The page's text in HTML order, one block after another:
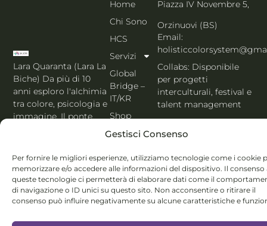
Gestisci Consenso
Per fornire le migliori esperienze, utilizziamo tecnologie come i cookie
memorizzare e/o accedere alle informazioni del dispositivo. Il consenso
queste tecnologie ci permetterà di elaborare dati come il
di navigazione o ID unici su questo sito. Non acconsentire o ritirare il
consenso può influire negativamente su alcune caratteristiche e
Lara Quaranta (Lara La
Biche) Da più di 10
anni esploro l'alchimia
tra colore, psicologia e
immagine. Il ponte
che unisce l'estetica di
dell'Italia. Esperta
MBTI, Enneagramma &
Holistic Color
System®.
Home
Chi Sono
HCS
Servizi
Global
Bridge –
IT/KR
Shop
Blog
Italiano
Piazza IV Novembre 5,
Orzinuovi (BS)
Email:
Collabs: Disponibile
per progetti
interculturali, festival e
talent management
PORTFOLIO IT